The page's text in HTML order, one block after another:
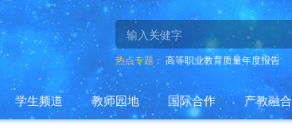
热点专题： 高等职业教育质量年度报告
学生频道 教师园地 国际合作 产教融合